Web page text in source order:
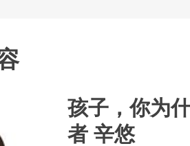
孩子，你为
者 辛悠